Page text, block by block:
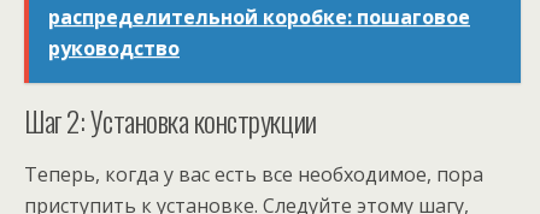
распределительной коробке: пошаговое
руководство
Шаг 2: Установка конструкции
Теперь, когда у вас есть все необходимое, пора
приступить к установке. Следуйте этому шагу,